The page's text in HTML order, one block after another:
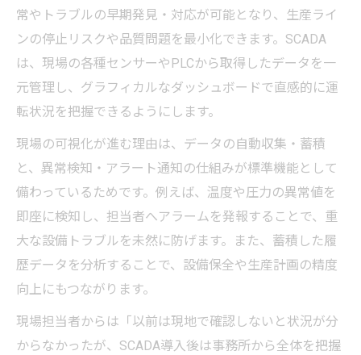
常やトラブルの早期発見・対応が可能となり、生産ライ
ンの停止リスクや品質問題を最小化できます。SCADA
は、現場の各種センサーやPLCから取得したデータを一
元管理し、グラフィカルなダッシュボードで直感的に運
転状況を把握できるようにします。
現場の可視化が進む理由は、データの自動収集・蓄積
と、異常検知・アラート通知の仕組みが標準機能として
備わっているためです。例えば、温度や圧力の異常値を
即座に検知し、担当者へアラームを発報することで、重
大な設備トラブルを未然に防げます。また、蓄積した履
歴データを分析することで、設備保全や生産計画の精度
向上にもつながります。
現場担当者からは「以前は現地で確認しないと状況が分
からなかったが、SCADA導入後は事務所から全体を把握